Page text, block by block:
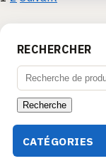
des
publications
RECHERCHER
Recherche
pour :
Recherche
CATÉGORIES